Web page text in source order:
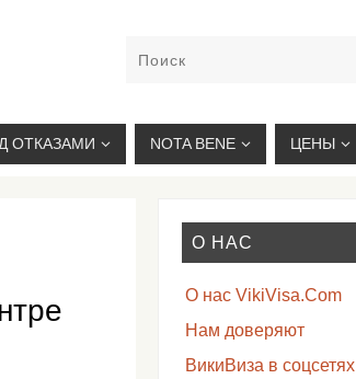
03-33, VISA@VIKIVISA.RU
ОТКАЗАМИ NOTA BENE ЦЕНЫ
О НАС
О нас VikiVisa.Com
Нам доверяют
ВикиВиза в соцсетях